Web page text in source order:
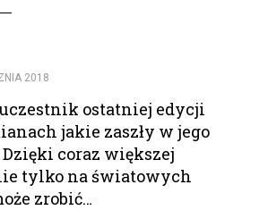
2018
ostatniej edycji
jakie zaszły w jego
coraz większej
tylko na światowych
zrobić…